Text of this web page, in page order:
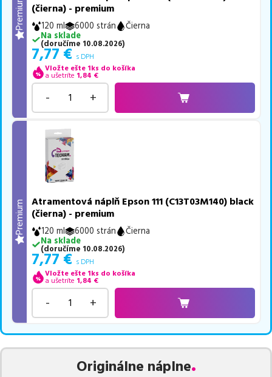
Premium
(čierna) - premium
120 ml 6000 strán
Čierna
Na sklade
(doručíme 10.08.2026)
7,77 € s DPH
Vložte ešte 1ks do košíka
a ušetríte 1,84 €
- +
Premium
Atramentová náplň Epson 111 (C13T03M140) black
(čierna) - premium
120 ml 6000 strán
Čierna
Na sklade
(doručíme 10.08.2026)
7,77 € s DPH
Vložte ešte 1ks do košíka
a ušetríte 1,84 €
- +
Originálne náplne